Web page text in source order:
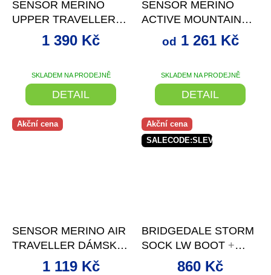
SENSOR MERINO
UPPER TRAVELLER
PÁNSKÉ ŠORTKY
ČERNÁ
SKLADEM NA PRODEJNĚ
1 390 Kč
DETAIL
SENSOR MERINO
ACTIVE MOUNTAINS
DÁMSKÉ TRIKO
KR.RUKÁV DEEP
SKLADEM NA PRODEJNĚ
od 1 261 Kč
DETAIL
Akční cena
SENSOR MERINO AIR
TRAVELLER DÁMSKÉ
TRIKO KR.RUKÁV
1 119 Kč
Akční cena
SALECODE:SLEVAX5:5:%
BRIDGEDALE STORM
SOCK LW BOOT +
SLEVA SE SLEVOVÝM
860 Kč